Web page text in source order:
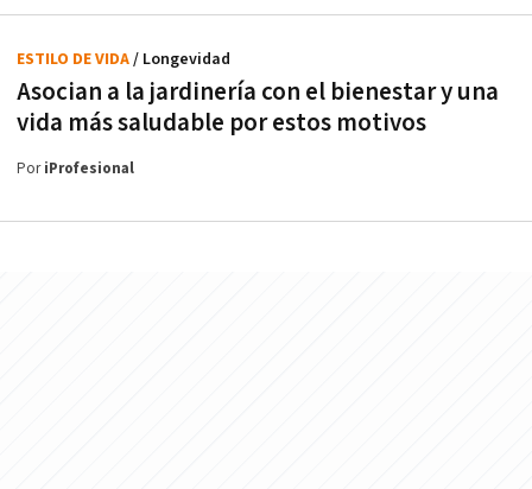
Asocian a la jardinería con el bienestar y una
vida más saludable por estos motivos
ESTILO DE VIDA/ Longevidad
PoriProfesional